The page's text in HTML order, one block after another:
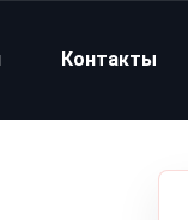
Контакты